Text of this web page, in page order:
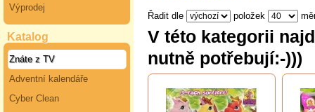
Výprodej
Katalog
Znáte z TV
Adventní kalendáře
Cyber Clean
Řadit dle položek
V této kategorii
nutně potřebují:-)))